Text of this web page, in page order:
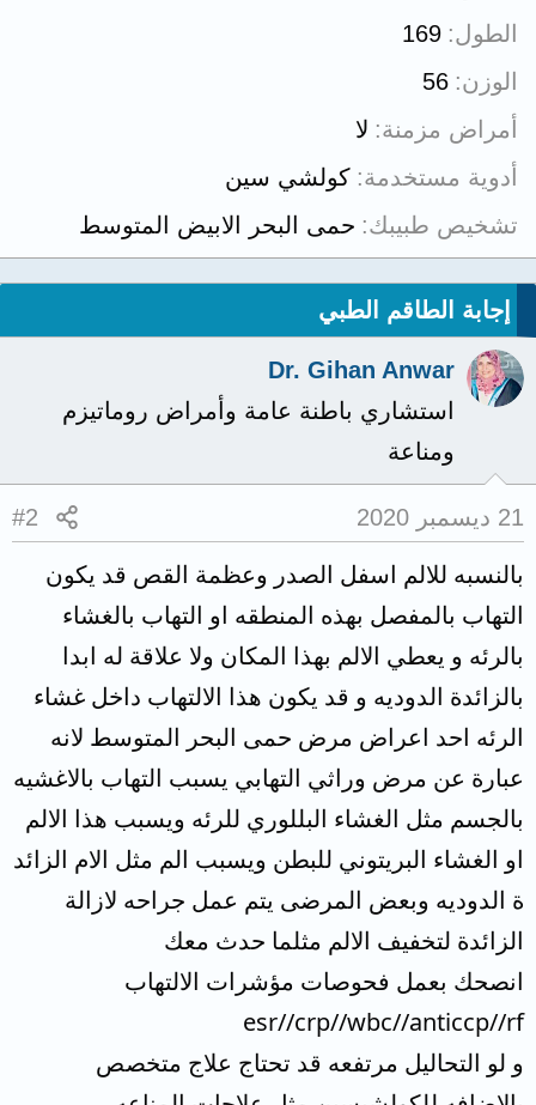
الطول 169
الوزن 56
أمراض مزمنة لا
أدوية مستخدمة كولشي سين
تشخيص طبيبك حمى البحر الابيض المتوسط
إجابة الطاقم الطبي
Dr. Gihan Anwar
استشاري باطنة عامة وأمراض روماتيزم
ومناعة
21 ديسمبر 2020 #2
بالنسبه للالم اسفل الصدر وعظمة القص قد يكون
التهاب بالمفصل بهذه المنطقه او التهاب بالغشاء
بالرئه و يعطي الالم بهذا المكان ولا علاقة له ابدا
بالزائدة الدوديه و قد يكون هذا الالتهاب داخل غشاء
الرئه احد اعراض مرض حمى البحر المتوسط لانه
عبارة عن مرض وراثي التهابي يسبب التهاب بالاغشيه
بالجسم مثل الغشاء البللوري للرئه ويسبب هذا الالم
او الغشاء البريتوني للبطن ويسبب الم مثل الام الزائد
ة الدوديه وبعض المرضى يتم عمل جراحه لازالة
الزائدة لتخفيف الالم مثلما حدث معك
انصحك بعمل فحوصات مؤشرات الالتهاب
esr//crp//wbc//anticcp//rf
و لو التحاليل مرتفعه قد تحتاج علاج متخصص